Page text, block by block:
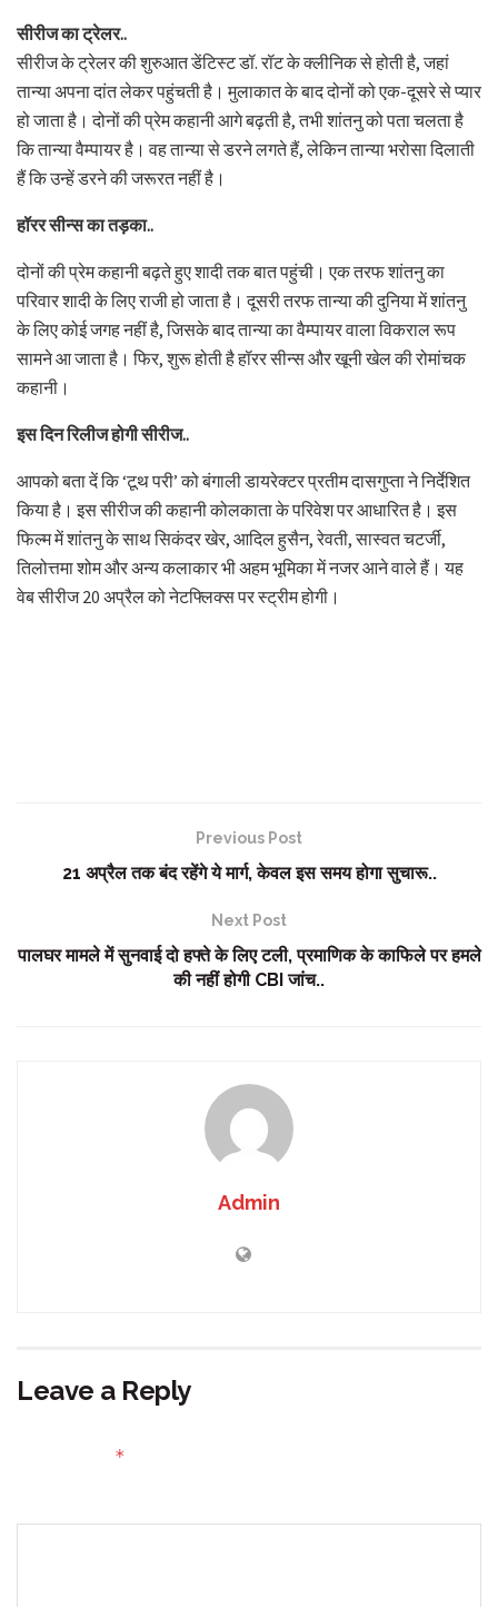
सीरीज का ट्रेलर..
सीरीज के ट्रेलर की शुरुआत डेंटिस्ट डॉ. रॉट के क्लीनिक से होती है, जहां
तान्या अपना दांत लेकर पहुंचती है। मुलाकात के बाद दोनों को एक-दूसरे से प्यार
हो जाता है। दोनों की प्रेम कहानी आगे बढ़ती है, तभी शांतनु को पता चलता है
कि तान्या वैम्पायर है। वह तान्या से डरने लगते हैं, लेकिन तान्या भरोसा दिलाती
हैं कि उन्हें डरने की जरूरत नहीं है।
हॉरर सीन्स का तड़का..
दोनों की प्रेम कहानी बढ़ते हुए शादी तक बात पहुंची। एक तरफ शांतनु का
परिवार शादी के लिए राजी हो जाता है। दूसरी तरफ तान्या की दुनिया में शांतनु
के लिए कोई जगह नहीं है, जिसके बाद तान्या का वैम्पायर वाला विकराल रूप
सामने आ जाता है। फिर, शुरू होती है हॉरर सीन्स और खूनी खेल की रोमांचक
कहानी।
इस दिन रिलीज होगी सीरीज..
आपको बता दें कि ‘टूथ परी’ को बंगाली डायरेक्टर प्रतीम दासगुप्ता ने निर्देशित
किया है। इस सीरीज की कहानी कोलकाता के परिवेश पर आधारित है। इस
फिल्म में शांतनु के साथ सिकंदर खेर, आदिल हुसैन, रेवती, सास्वत चटर्जी,
तिलोत्तमा शोम और अन्य कलाकार भी अहम भूमिका में नजर आने वाले हैं। यह
वेब सीरीज 20 अप्रैल को नेटफ्लिक्स पर स्ट्रीम होगी।
Previous Post
21 अप्रैल तक बंद रहेंगे ये मार्ग, केवल इस समय होगा सुचारू..
Next Post
पालघर मामले में सुनवाई दो हफ्ते के लिए टली, प्रमाणिक के काफिले पर हमले
की नहीं होगी CBI जांच..
Admin
Leave a Reply
*